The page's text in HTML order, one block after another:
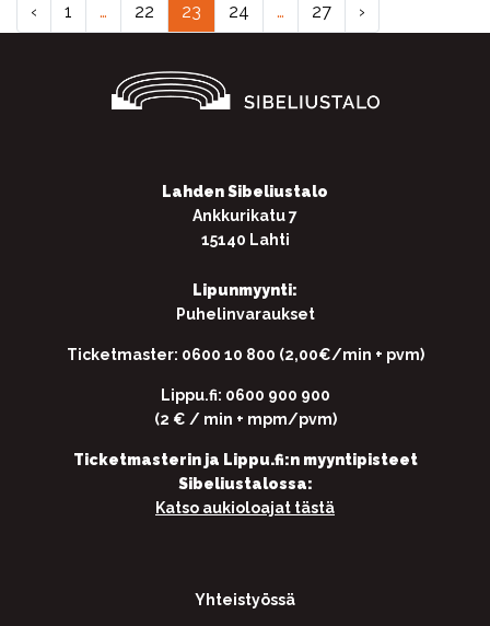
‹ 1 … 22 23 24 … 27 ›
Lahden Sibeliustalo
Ankkurikatu 7
15140 Lahti
Lipunmyynti:
Puhelinvaraukset
Ticketmaster: 0600 10 800 (2,00€/min + pvm)
Lippu.fi: 0600 900 900
(2 € / min + mpm/pvm)
Ticketmasterin ja Lippu.fi:n myyntipisteet
Sibeliustalossa:
Katso aukioloajat tästä
Yhteistyössä